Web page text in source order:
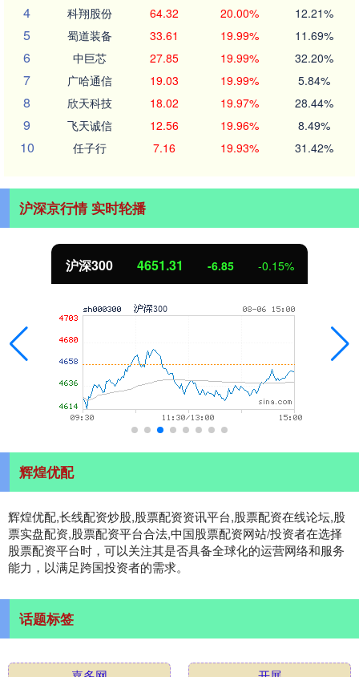
4 科翔股份 64.32 20.00% 12.21%
5 蜀道装备 33.61 19.99% 11.69%
6 中巨芯 27.85 19.99% 32.20%
7 广哈通信 19.03 19.99% 5.84%
8 欣天科技 18.02 19.97% 28.44%
9 飞天诚信 12.56 19.96% 8.49%
10 任子行 7.16 19.93% 31.42%
沪深京行情 实时轮播
沪深300 4651.31 -6.85 -0.15%
辉煌优配
辉煌优配,长线配资炒股,股票配资资讯平台,股票配资在线论坛,股
票实盘配资,股票配资平台合法,中国股票配资网站/投资者在选择
股票配资平台时，可以关注其是否具备全球化的运营网络和服务
能力，以满足跨国投资者的需求。
话题标签